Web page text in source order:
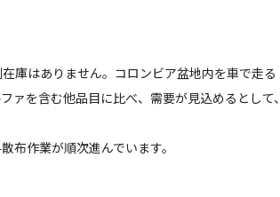
庫はありません。コロンビア盆地内を車で走る
ァを含む他品目に比べ、需要が見込めるとして、
布作業が順次進んでいます。